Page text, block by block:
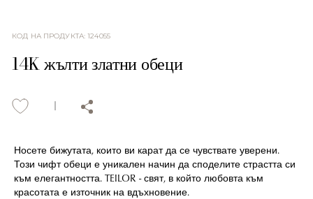
КОД НА ПРОДУКТА:124055
14K жълти златни обеци
Носете бижутата, които ви карат да се чувствате уверени.
Този чифт обеци е уникален начин да споделите страстта си
към елегантността. TEILOR - свят, в който любовта към
красотата е източник на вдъхновение.